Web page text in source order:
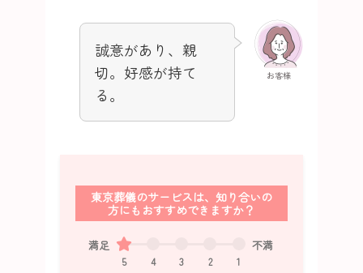
お客様
誠意があり、親
切。好感が持て
る。
東京葬儀のサービスは、知り合いの
方にもおすすめできますか？
満足
5 4 3 2 1
不満